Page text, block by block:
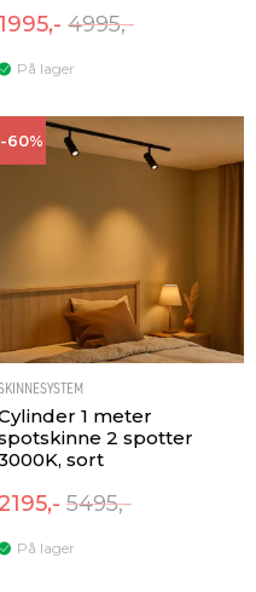
1995,- 4995,-
På lager
-60%
1 meter
2 spotter
sort
2195,- 5495,-
På lager